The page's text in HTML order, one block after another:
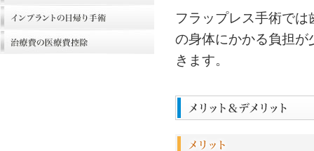
フラップレス手術で
の身体にかかる負担が
きます。